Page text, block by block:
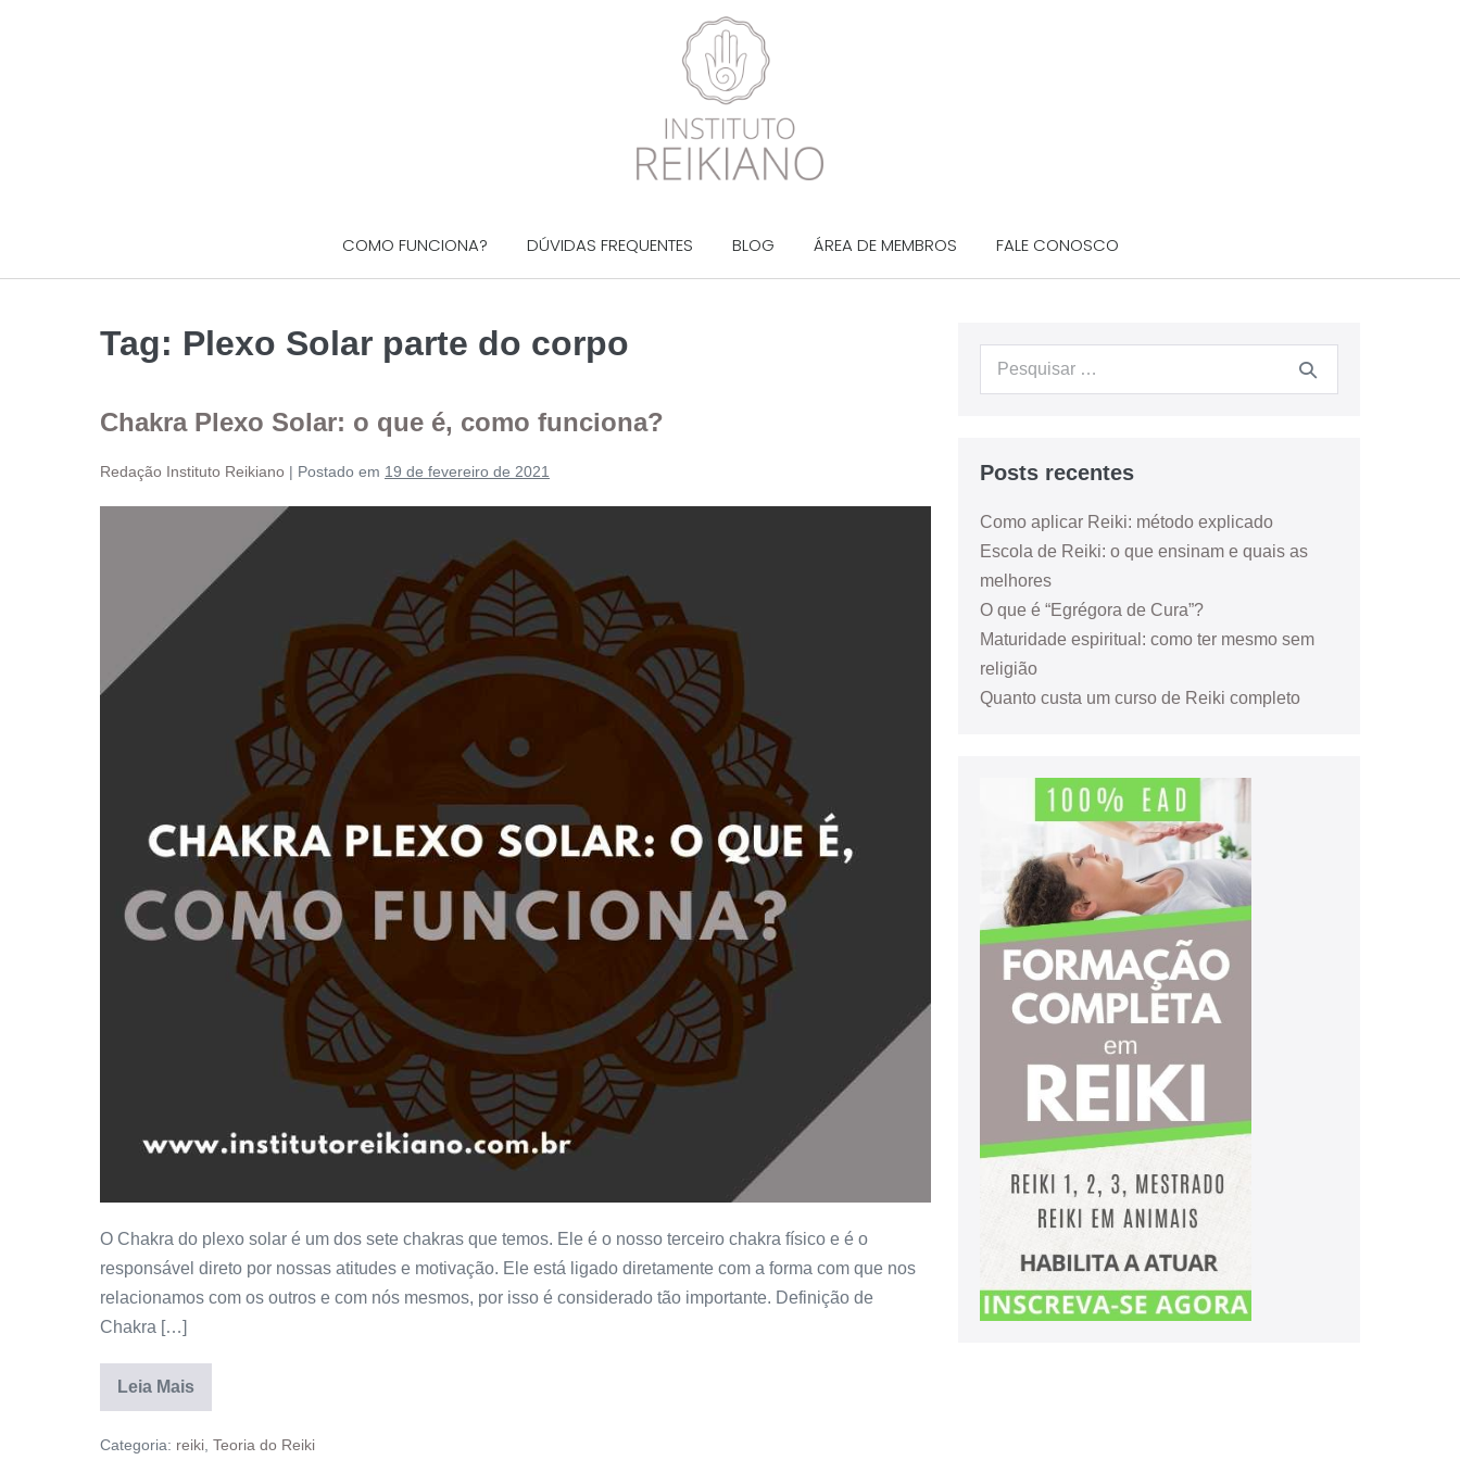
COMO FUNCIONA? DÚVIDAS FREQUENTES BLOG ÁREA DE MEMBROS FALE CONOSCO
Tag: Plexo Solar parte do corpo
Chakra Plexo Solar: o que é, como funciona?
Redação Instituto Reikiano | Postado em 19 de fevereiro de 2021
O Chakra do plexo solar é um dos sete chakras que temos. Ele é o nosso terceiro chakra físico e é o
responsável direto por nossas atitudes e motivação. Ele está ligado diretamente com a forma com que nos
relacionamos com os outros e com nós mesmos, por isso é considerado tão importante. Definição de
Chakra […]
Leia Mais
Categoria: reiki, Teoria do Reiki
Posts recentes
Como aplicar Reiki: método explicado
Escola de Reiki: o que ensinam e quais as
melhores
O que é “Egrégora de Cura”?
Maturidade espiritual: como ter mesmo sem
religião
Quanto custa um curso de Reiki completo